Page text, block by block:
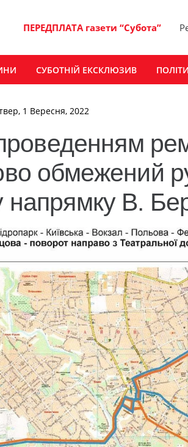
ПЕРЕДПЛАТА газети “Субота”
СУБОТНІЙ ЕКСКЛЮЗИВ
1 Вересня, 2022
обмежений
В.